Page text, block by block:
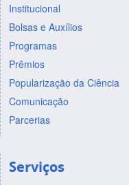
Institucional
Bolsas e Auxílios
Programas
Prêmios
Popularização da Ciência
Comunicação
Parcerias
Serviços